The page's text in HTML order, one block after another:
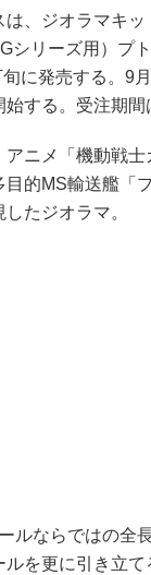
、ジオラマキッ
シリーズ用）プ
に発売する。9
始する。受注期
ニメ「機動戦士
目的MS輸送艦「
たジオラマ。
ルならではの全
ルを更に引き立